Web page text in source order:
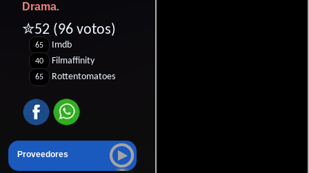
Drama.
✮52 (96 votos)
65 Imdb
40 Filmaffinity
65 Rottentomatoes
Proveedores